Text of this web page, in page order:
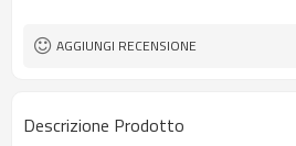
AGGIUNGI RECENSIONE
Descrizione Prodotto